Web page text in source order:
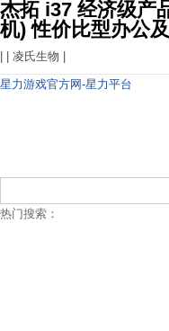
杰拓 i37 经济级产
机) 性价比型办公
凌氏生物
星力游戏官方网-星力平台
热门搜索：